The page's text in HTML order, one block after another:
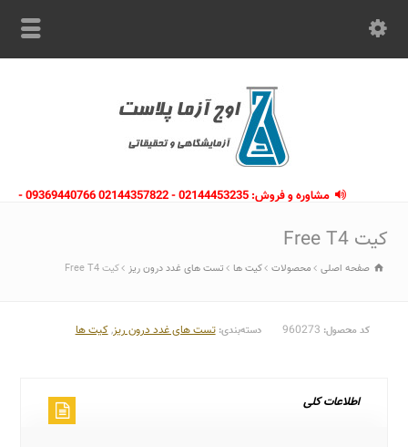
مشاوره و فروش: 02144453235 - 02144357822 09369440766 -
کیت Free T4
صفحه اصلی محصولات کیت ها تست های غدد درون ریز کیت Free T4
کد محصول: دسته‌بندی: تست های غدد درون ریز,کیت ها
اطلاعات کلی